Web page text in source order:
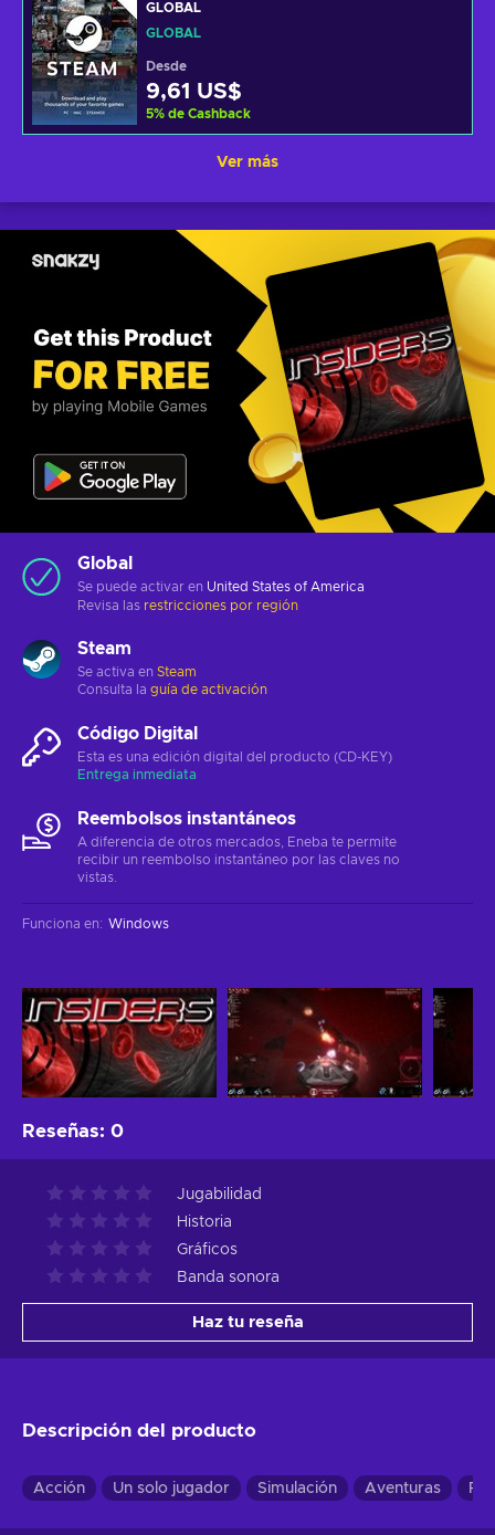
GLOBAL
GLOBAL
Desde
9,61 US$
5% de Cashback
Ver más
Global
Se puede activar en United States of America
Revisa las restricciones por región
Steam
Se activa en Steam
Consulta la guía de activación
Código Digital
Esta es una edición digital del producto (CD-KEY)
Entrega inmediata
Reembolsos instantáneos
A diferencia de otros mercados, Eneba te permite
recibir un reembolso instantáneo por las claves no
vistas.
Funciona en: Windows
Reseñas: 0
Jugabilidad
Historia
Gráficos
Banda sonora
Haz tu reseña
Descripción del producto
Acción Un solo jugador Simulación Aventuras